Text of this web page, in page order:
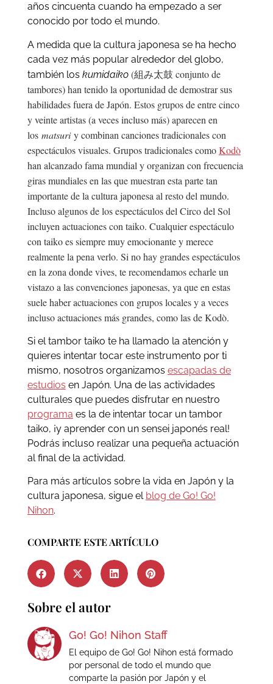
años cincuenta cuando ha empezado a ser
conocido por todo el mundo.
A medida que la cultura japonesa se ha hecho
cada vez más popular alrededor del globo,
también los kumidaiko (組み太鼓 conjunto de
tambores) han tenido la oportunidad de demostrar sus
habilidades fuera de Japón. Estos grupos de entre cinco
y veinte artistas (a veces incluso más) aparecen en
los matsuriy combinan canciones tradicionales con
espectáculos visuales. Grupos tradicionales comoKodò
han alcanzado fama mundial y organizan con frecuencia
giras mundiales en las que muestran esta parte tan
importante de la cultura japonesa al resto del mundo.
Incluso algunos de los espectáculos del Circo del Sol
incluyen actuaciones con taiko. Cualquier espectáculo
con taiko es siempre muy emocionante y merece
realmente la pena verlo. Si no hay grandes espectáculos
en la zona donde vives, te recomendamos echarle un
vistazo a las convenciones japonesas, ya que en estas
suele haber actuaciones con grupos locales y a veces
incluso actuaciones más grandes, como las de Kodò.
Si el tambor taiko te ha llamado la atención y
quieres intentar tocar este instrumento por ti
mismo, nosotros organizamos escapadas de
estudios en Japón. Una de las actividades
culturales que puedes disfrutar en nuestro
programa es la de intentar tocar un tambor
taiko, ¡y aprender con un sensei japonés real!
Podrás incluso realizar una pequeña actuación
al final de la actividad.
Para más artículos sobre la vida en Japón y la
cultura japonesa, sigue el blog de Go! Go!
Nihon.
COMPARTE ESTE ARTÍCULO
Sobre el autor
Go! Go! Nihon Staff
El equipo de Go! Go! Nihon está formado
por personal de todo el mundo que
comparte la pasión por Japón y el